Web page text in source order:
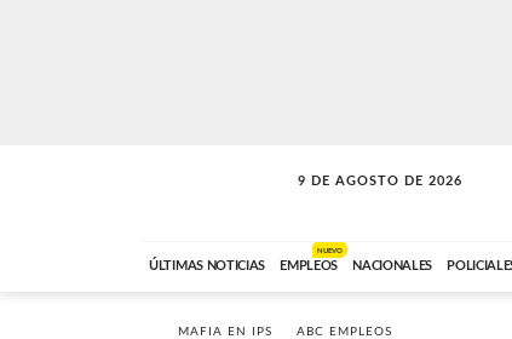
9 DE AGOSTO DE 2026
SOLO MÚSICA
ÚLTIMAS NOTICIAS EMPLEOS
NUEVO
NACIONALES
MAFIA EN IPS ABC EMPLEOS